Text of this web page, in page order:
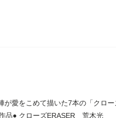
が愛をこめて描いた7本の「クロ
品● クローズERASER 荒木光